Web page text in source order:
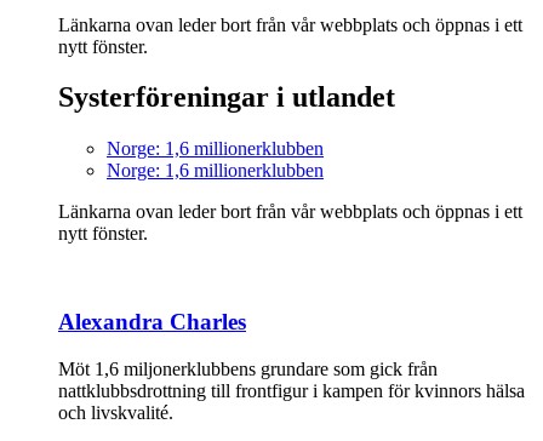
Länkarna ovan leder bort från vår webbplats och öppnas i ett
nytt fönster.
Systerföreningar i utlandet
Norge: 1,6 millionerklubben
Norge: 1,6 millionerklubben
Länkarna ovan leder bort från vår webbplats och öppnas i ett
nytt fönster.
Alexandra Charles
Möt 1,6 miljonerklubbens grundare som gick från
nattklubbsdrottning till frontfigur i kampen för kvinnors hälsa
och livskvalité.